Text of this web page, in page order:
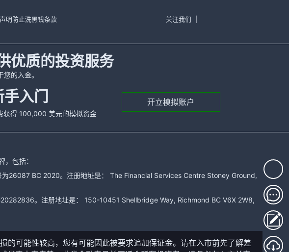
明 防止洗黑钱条款 关注我们
优质的投资服务
的入金。
手入门
获得 100,000 美元的模拟资金
开立模拟账户
，包括：
26087 BC 2020。注册地址是： The Financial Services Centre Stoney Ground,
。注册地址是： 150-10451 Shellbridge Way, Richmond BC V6X 2W8,
的可能性较高，您有可能因此被要求追加保证金。请在入市前先了解差